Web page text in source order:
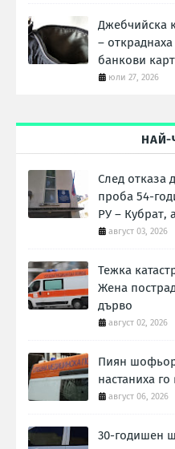
Джебчийска
–
банкови
юли 27, 2026
НАЙ-
След отказа
проба 54-
РУ – Кубрат,
август 03, 2026
Тежка
Жена
дърво
август 02, 2026
Пиян
настаниха
август 06, 2026
30-годишен